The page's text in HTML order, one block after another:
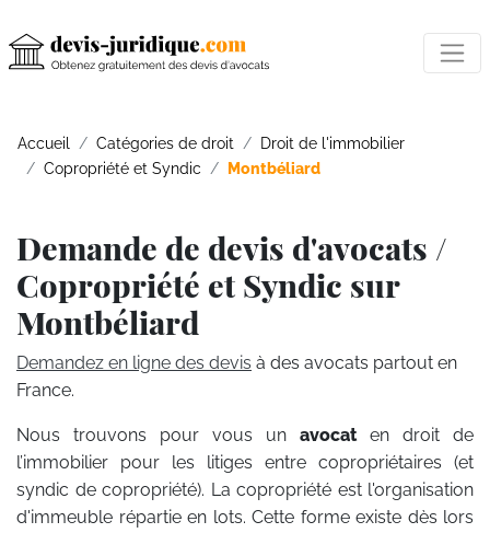
Accueil Catégories de droit
Droit de l'immobilier
Copropriété et Syndic
Montbéliard
Demande de devis d'avocats /
Copropriété et Syndic sur
Montbéliard
Demandez en ligne des devis à des avocats partout en
France.
Nous trouvons pour vous un avocat en droit de
l’immobilier pour les litiges entre copropriétaires (et
syndic de copropriété). La copropriété est l'organisation
d'immeuble répartie en lots. Cette forme existe dès lors